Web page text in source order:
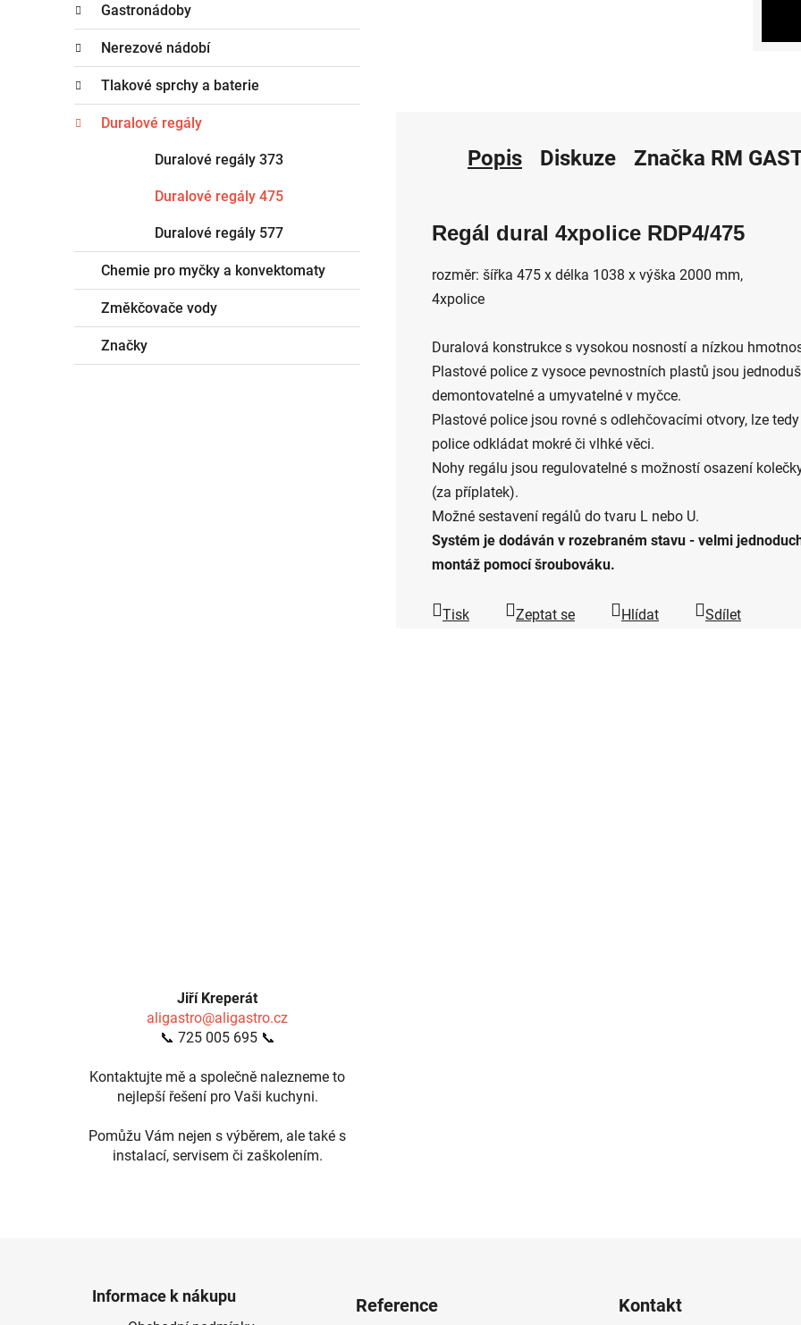
Gastronádoby
Nerezové nádobí
Tlakové sprchy a baterie
Duralové regály
Duralové regály 373
Duralové regály 475
Duralové regály 577
Chemie pro myčky a konvektomaty
Změkčovače vody
Značky
Jiří Kreperát
aligastro@aligastro.cz
📞 725 005 695 📞
Kontaktujte mě a společně nalezneme to
nejlepší řešení pro Vaši kuchyni.
Pomůžu Vám nejen s výběrem, ale také s
instalací, servisem či zaškolením.
Popis Diskuze Značka RM
Regál dural 4xpolice RDP4/475
rozměr: šířka 475 x délka 1038 x výška 2000 mm,
4xpolice
Duralová konstrukce s vysokou nosností a nízkou
Plastové police z vysoce pevnostních plastů jsou
demontovatelné a umyvatelné v myčce.
Plastové police jsou rovné s odlehčovacími otvory, lze
police odkládat mokré či vlhké věci.
Nohy regálu jsou regulovatelné s možností osazení
(za příplatek).
Možné sestavení regálů do tvaru L nebo U.
Systém je dodáván v rozebraném stavu - velmi
montáž pomocí šroubováku.
Tisk Zeptat se Hlídat Sdílet
Informace k nákupu Reference Kontakt